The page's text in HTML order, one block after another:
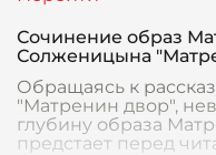
Сочинение образ
Солженицына
Обращаясь к
"Матренин двор",
глубину образа
предстает перед